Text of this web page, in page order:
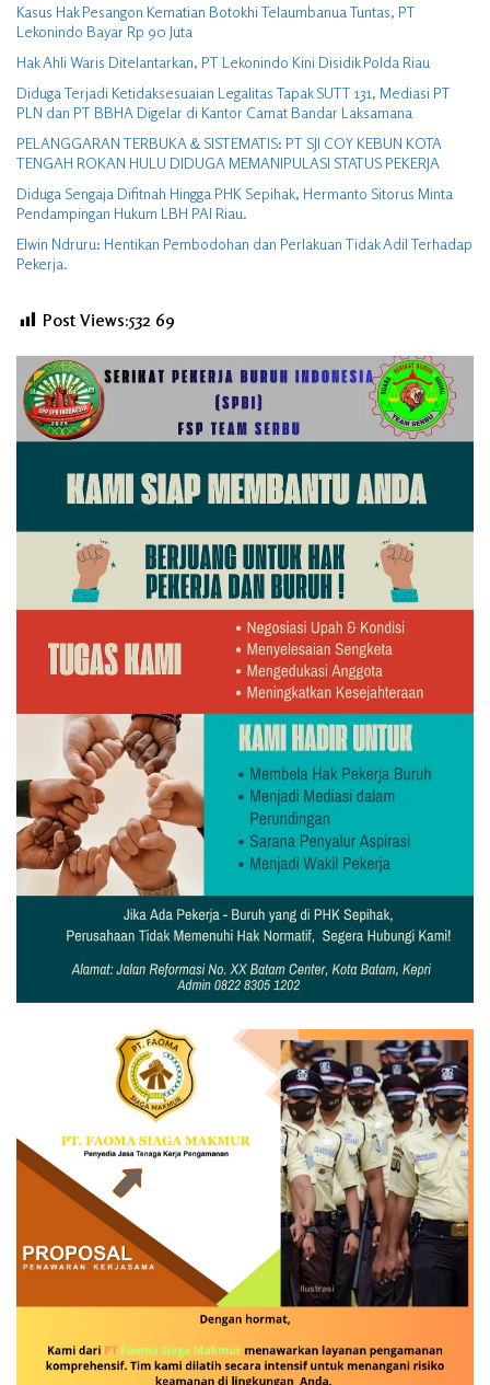
Kasus Hak Pesangon Kematian Botokhi Telaumbanua Tuntas, PT
Lekonindo Bayar Rp 90 Juta
Hak Ahli Waris Ditelantarkan, PT Lekonindo Kini Disidik Polda Riau
Diduga Terjadi Ketidaksesuaian Legalitas Tapak SUTT 131, Mediasi PT
PLN dan PT BBHA Digelar di Kantor Camat Bandar Laksamana
PELANGGARAN TERBUKA & SISTEMATIS: PT SJI COY KEBUN KOTA
TENGAH ROKAN HULU DIDUGA MEMANIPULASI STATUS PEKERJA
Diduga Sengaja Difitnah Hingga PHK Sepihak, Hermanto Sitorus Minta
Pendampingan Hukum LBH PAI Riau.
Elwin Ndruru: Hentikan Pembodohan dan Perlakuan Tidak Adil Terhadap
Pekerja.
Post Views:532 69